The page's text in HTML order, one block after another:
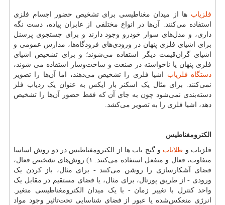
فلزیاب ها از میدان مغناطیسی برای تشخیص حضور اجسام فلزی
استفاده می‌کنند. آن‌ها در انواع مختلفی از عابران پیاده، دست نگه
داری، و مدل‌های سوار خودرو وجود دارند و برای جستجوی پرسنل
برای اشیای فلزی پنهان در ورودی‌های فرودگاه‌ها، مدارس عمومی و
اشیای گران‌قیمت دیگر استفاده می‌شوند؛ و برای تشخیص اشیای
فلزی پنهان یا ناخواسته در صنعت و ساخت‌وساز استفاده می شوند،
دستگاه فلزیاب اشیا فلزی را تشخیص می‌دهند، اما آن‌ها را تصویر
نمی‌کنند. برای مثال یک اسکنر بار ایکس به عنوان یک ردیاب فلز
دسته‌بندی نمی‌شود چون به جای آن که فقط حضور آن‌ها را تشخیص
دهد، اشیا فلزی را به تصویر می‌کشد.
الکترومغناطیس
فلزیاب و طلایاب و گنج یاب ها از الکترومغناطیس در دو روش اساسا
متفاوت، فعال و منفعل استفاده می‌کنند. ۱) روش‌های تشخیص فعال،
فضای آشکارسازی را روشن می‌کنند - برای مثال، باز کردن یک
ورودی - از طریق پورتال، برای مثال، یا فضای مستقیم در مقابل یک
واحد کنترل با تغییر زمان - با یک میدان الکترومغناطیسی متغیر.
انرژی منعکس‌شده یا عبور از فضای شناسایی تحت‌تاثیر وجود مواد